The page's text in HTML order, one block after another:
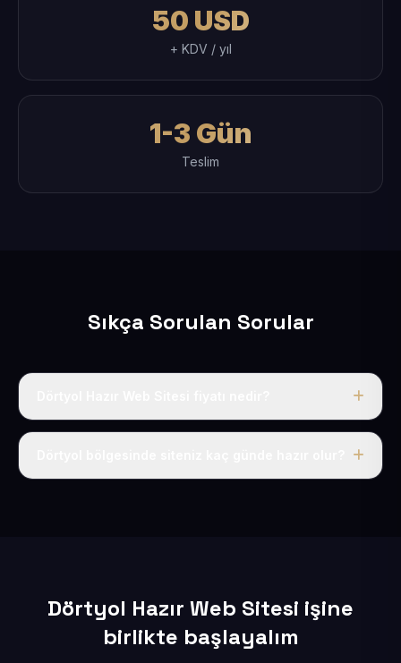
50 USD
+ KDV / yıl
1-3 Gün
Teslim
Sıkça Sorulan Sorular
Tek fiyat uygulanır: yıllık 50 USD + KDV. Bu bedele alan
Dörtyol Hazır Web Sitesi işine
birlikte başlayalım